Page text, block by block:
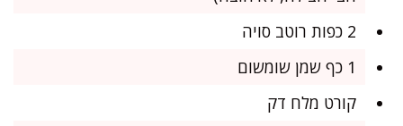
2 כפות רוטב סויה
1 כף שמן שומשום
קורט מלח דק